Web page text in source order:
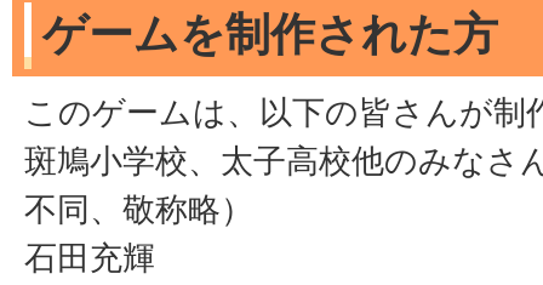
ゲームを制作された方
このゲームは、以下の皆さんが制
斑鳩小学校、太子高校他のみなさ
不同、敬称略）
石田充輝